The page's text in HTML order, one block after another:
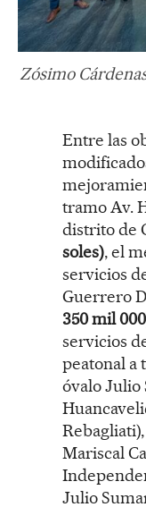
Zósimo
Entre las
tramo Av.
distrito de
soles), el
servicios
Guerrero
350 mil
servicios
peatonal a
óvalo Julio
Mariscal
Julio